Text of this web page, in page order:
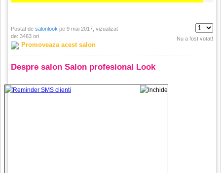
Postat de salonlook pe 9 mai 2017, vizualizat
de: 3463 ori
Promoveaza acest salon
Nu a fost votat!
Despre salon Salon profesional Look